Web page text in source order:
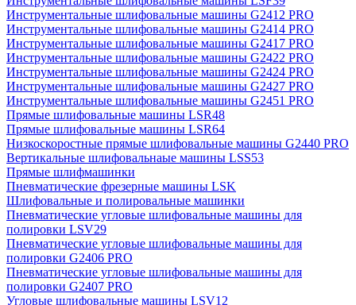
Инструментальные шлифовальные машины G2412 PRO
Инструментальные шлифовальные машины G2414 PRO
Инструментальные шлифовальные машины G2417 PRO
Инструментальные шлифовальные машины G2422 PRO
Инструментальные шлифовальные машины G2424 PRO
Инструментальные шлифовальные машины G2427 PRO
Инструментальные шлифовальные машины G2451 PRO
Прямые шлифовальные машины LSR48
Прямые шлифовальные машины LSR64
Низкоскоростные прямые шлифовальные машины G2440 PRO
Вертикальные шлифовальнаые машины LSS53
Прямые шлифмашинки
Пневматические фрезерные машины LSK
Шлифовальные и полировальные машинки
Пневматические угловые шлифовальные машины для
полировки LSV29
Пневматические угловые шлифовальные машины для
полировки G2406 PRO
Пневматические угловые шлифовальные машины для
полировки G2407 PRO
Угловые шлифовальные машины LSV12